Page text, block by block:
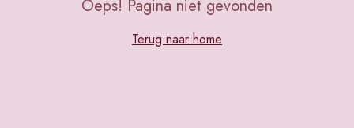
Oeps! Pagina niet gevonden
Terug naar home